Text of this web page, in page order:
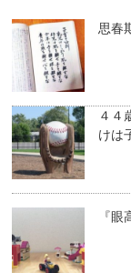
思春
４４
けは
『